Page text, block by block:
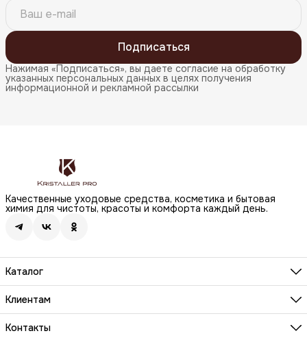
Подписаться
Нажимая «Подписаться», вы даете согласие на обработку
указанных персональных данных в целях получения
информационной и рекламной рассылки
Качественные уходовые средства, косметика и бытовая
химия для чистоты, красоты и комфорта каждый день.
Каталог
Бренды
Волосы
Макияж
Клиентам
О компании
Реквизиты
Контакты